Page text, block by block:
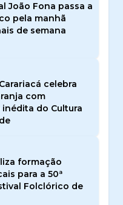
João Fona passa a
pela manhã
de semana
celebra
com
do Cultura
formação
para a 50ª
Folclórico de